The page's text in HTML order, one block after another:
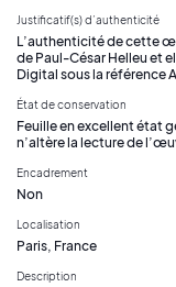
Justificatif(s) d’authenticité
L’authenticité de cette
de Paul-César Helleu et
Digital sous la référence
État de conservation
Feuille en excellent état
n’altère la lecture de
Encadrement
Non
Localisation
Paris, France
Description